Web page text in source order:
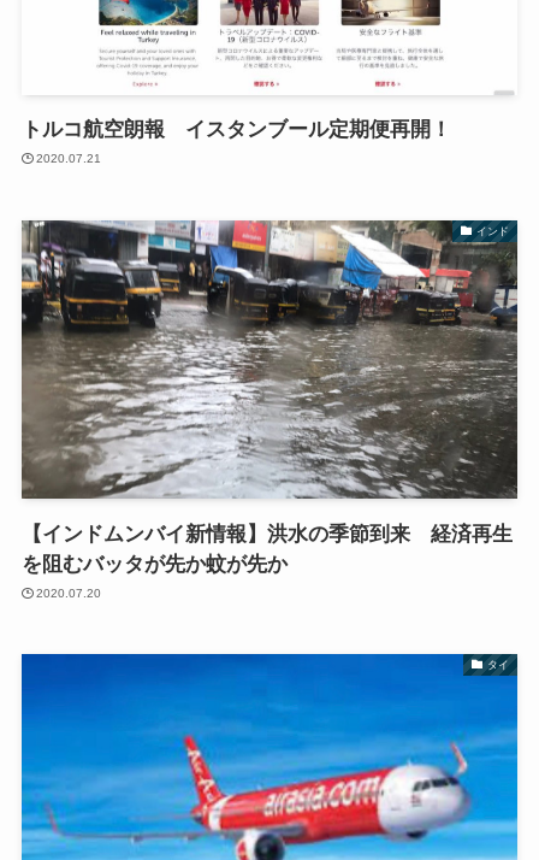
トルコ航空朗報 イスタンブール定期便再開！
2020.07.21
インド
【インドムンバイ新情報】洪水の季節到来 経済再生
を阻むバッタが先か蚊が先か
2020.07.20
タイ